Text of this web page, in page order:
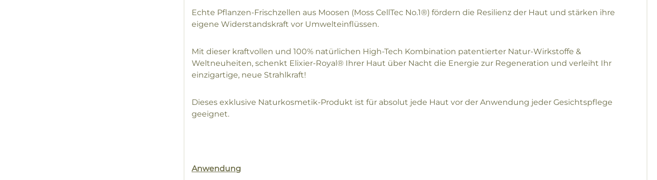
Echte Pflanzen-Frischzellen aus Moosen (Moss CellTec No.1®) fördern die Resilienz der Haut und stärken ihre
eigene Widerstandskraft vor Umwelteinflüssen.
Mit dieser kraftvollen und 100% natürlichen High-Tech Kombination patentierter Natur-Wirkstoffe &
Weltneuheiten, schenkt Elixier-Royal® Ihrer Haut über Nacht die Energie zur Regeneration und verleiht Ihr
einzigartige, neue Strahlkraft!
Dieses exklusive Naturkosmetik-Produkt ist für absolut jede Haut vor der Anwendung jeder Gesichtspflege
geeignet.
Anwendung